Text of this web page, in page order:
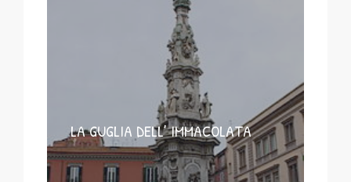
LA GUGLIA DELL’ IMMACOLATA